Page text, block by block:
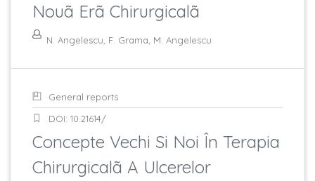
Nouã Erã Chirurgicalã
N. Angelescu, F. Grama, M. Angelescu
General reports
DOI: 10.21614/
Concepte Vechi Si Noi În Terapia
Chirurgicalã A Ulcerelor